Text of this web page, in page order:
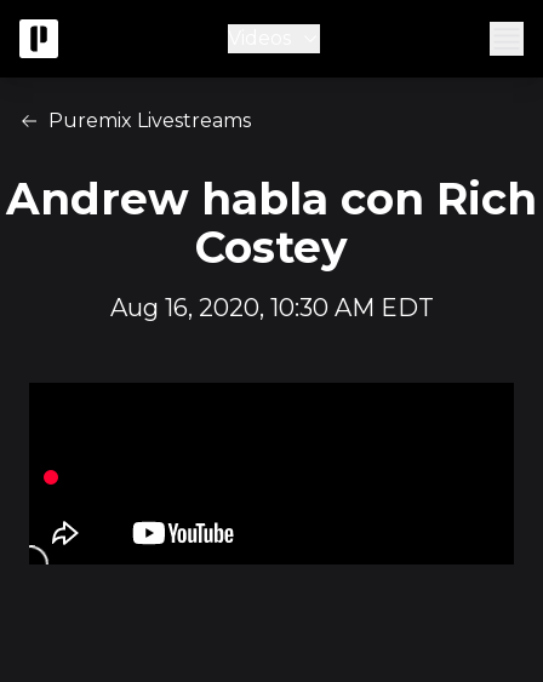
Puremix Livestreams
Andrew habla con Rich
Costey
Aug 16, 2020, 10:30 AM EDT